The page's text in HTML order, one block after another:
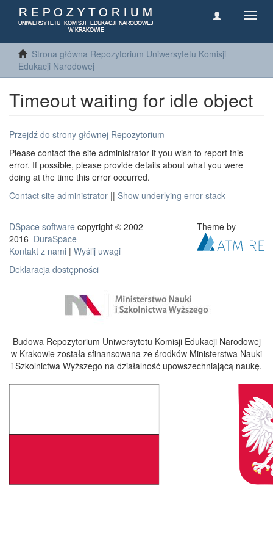
Strona główna Repozytorium Uniwersytetu Komisji
Edukacji Narodowej
Timeout waiting for idle object
Przejdź do strony głównej Repozytorium
Please contact the site administrator if you wish to report this
error. If possible, please provide details about what you were
doing at the time this error occurred.
Contact site administrator || Show underlying error stack
DSpace software copyright © 2002-
2016 DuraSpace
Kontakt z nami | Wyślij uwagi
Deklaracja dostępności
Theme by
Budowa Repozytorium Uniwersytetu Komisji Edukacji Narodowej
w Krakowie została sfinansowana ze środków Ministerstwa Nauki
i Szkolnictwa Wyższego na działalność upowszechniającą naukę.